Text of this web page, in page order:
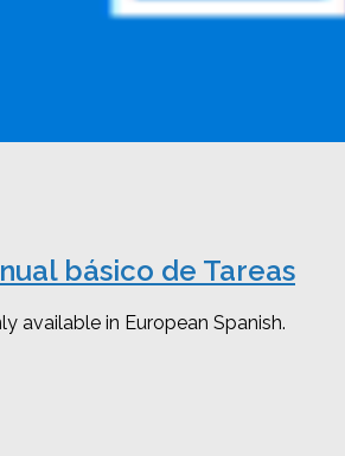
básico de Tareas
available in European Spanish.